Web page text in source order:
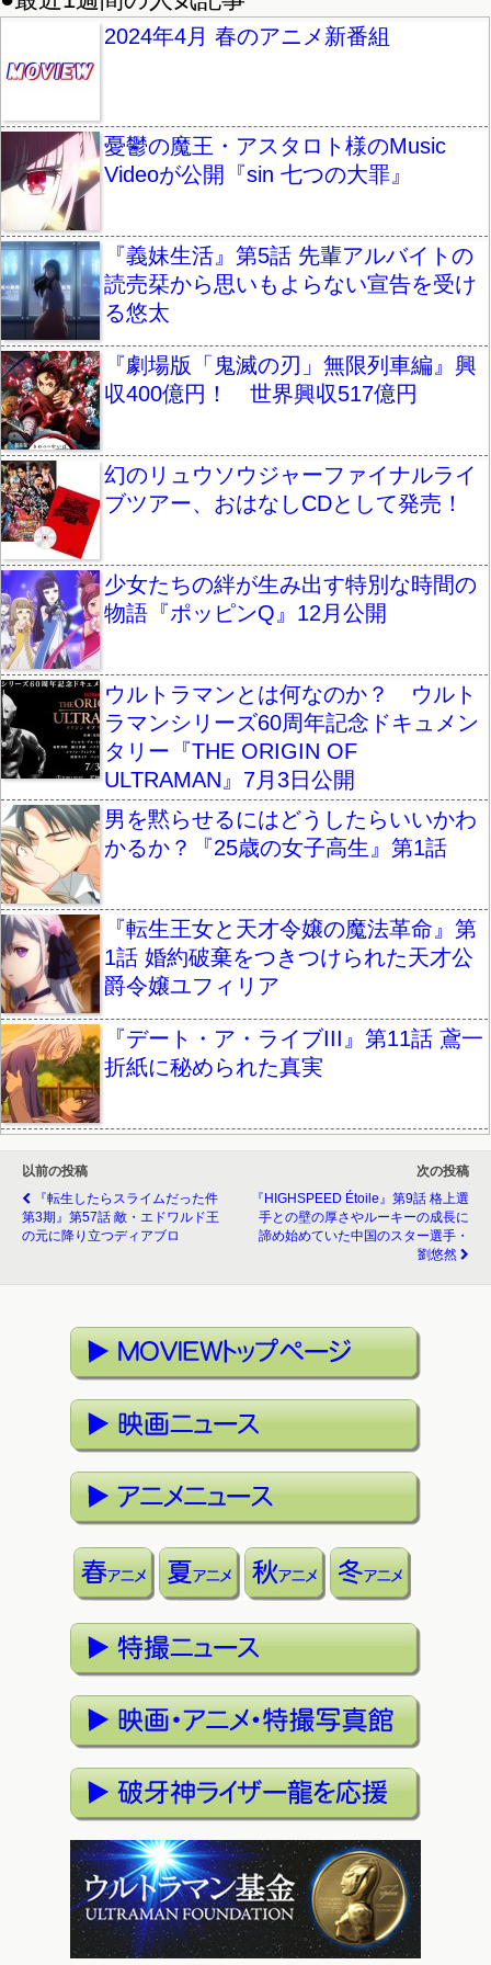
2024年4月 春のアニメ新番組
憂鬱の魔王・アスタロト様のMusic
Videoが公開『sin 七つの大罪』
『義妹生活』第5話 先輩アルバイトの
読売栞から思いもよらない宣告を受け
る悠太
『劇場版「鬼滅の刃」無限列車編』興
収400億円！ 世界興収517億円
幻のリュウソウジャーファイナルライ
ブツアー、おはなしCDとして発売！
少女たちの絆が生み出す特別な時間の
物語『ポッピンQ』12月公開
ウルトラマンとは何なのか？ ウルト
ラマンシリーズ60周年記念ドキュメン
タリー『THE ORIGIN OF
ULTRAMAN』7月3日公開
男を黙らせるにはどうしたらいいかわ
かるか？『25歳の女子高生』第1話
『転生王女と天才令嬢の魔法革命』第
1話 婚約破棄をつきつけられた天才公
爵令嬢ユフィリア
『デート・ア・ライブIII』第11話 鳶一
折紙に秘められた真実
以前の投稿
『転生したらスライムだった件
第3期』第57話 敵・エドワルド王
の元に降り立つディアブロ
次の投稿
『HIGHSPEED Étoile』第9話 格上選
手との壁の厚さやルーキーの成長に
諦め始めていた中国のスター選手・
劉悠然